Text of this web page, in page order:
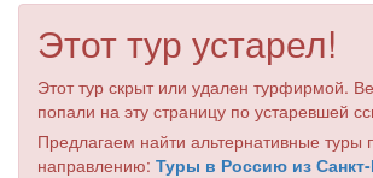
Этот тур устарел!
Этот тур скрыт или удален турфирмой.
попали на эту страницу по устаревшей
Предлагаем найти альтернативные
направлению: Туры в Россию из